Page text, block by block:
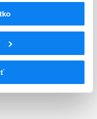
ANGIOTENZÍNU II
II (ARBs) a